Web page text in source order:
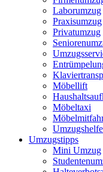
Laborumzug
Praxisumzug
Privatumzug
Möbellift
Möbeltaxi
Umzugstipps
Mini Umzug